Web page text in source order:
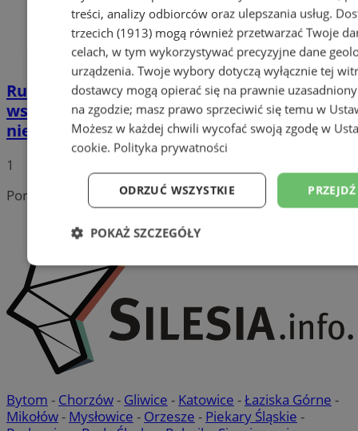
Rusza projekt "NOWES": Fundusze UE na
wsparcie osób bezrobotnych i z
niepełnosprawnościami
1
Portal należy do sieci
Bytom - Chorzów- Gliwice - Katowice -Łaziska Górne -
Mikołów- Mysłowice - Orzesze - Piekary Śląskie -
treści, analizy odbiorców oraz ulepszania usług.
trzecich (1913)mogą również przetwarzać Twoje
celach, w tym wykorzystywać precyzyjne dane
urządzenia. Twoje wybory dotyczą wyłącznie tej
dostawcy mogą opierać się na prawnie
na zgodzie; masz prawo sprzeciwić się temu w
Możesz w każdej chwili wycofać swoją zgodę w
cookie. Polityka prywatności
ODRZUĆ WSZYSTKIE
POKAŻ SZCZEGÓŁY
Niezbędne Wydajność Targetowanie
Niesklasyfikowane